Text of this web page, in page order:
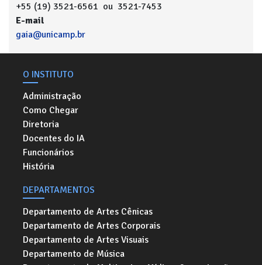
+55 (19) 3521-6561 ou 3521-7453
E-mail
gaia@unicamp.br
O INSTITUTO
Administração
Como Chegar
Diretoria
Docentes do IA
Funcionários
História
DEPARTAMENTOS
Departamento de Artes Cênicas
Departamento de Artes Corporais
Departamento de Artes Visuais
Departamento de Música